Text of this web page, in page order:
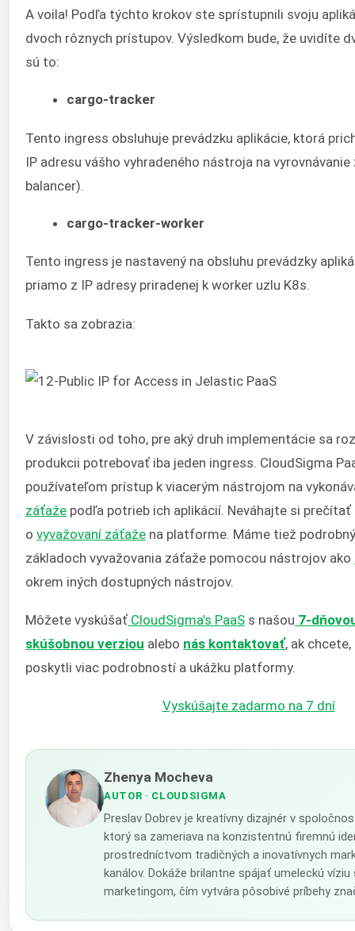
A voila! Podľa týchto krokov ste sprístupnili svoju
dvoch rôznych prístupov. Výsledkom bude, že uvidíte
sú to:
cargo-tracker
Tento ingress obsluhuje prevádzku aplikácie, ktorá
IP adresu vášho vyhradeného nástroja na
balancer).
cargo-tracker-worker
Tento ingress je nastavený na obsluhu prevádzky
priamo z IP adresy priradenej k worker uzlu K8s.
Takto sa zobrazia:
V závislosti od toho, pre aký druh implementácie sa
produkcii potrebovať iba jeden ingress. CloudSigma
používateľom prístup k viacerým nástrojom na
záťaže podľa potrieb ich aplikácií. Neváhajte si
o vyvažovaní záťaže na platforme. Máme tiež
základoch vyvažovania záťaže pomocou nástrojov ako
okrem iných dostupných nástrojov.
Môžete vyskúšať CloudSigma’s PaaS s našou 7-
skúšobnou verziou alebo nás kontaktovať, ak
poskytli viac podrobností a ukážku platformy.
Vyskúšajte zadarmo na 7 dní
Zhenya Mocheva
AUTOR · CLOUDSIGMA
Preslav Dobrev je kreatívny dizajnér v
ktorý sa zameriava na konzistentnú firemnú
prostredníctvom tradičných a inovatívnych
kanálov. Dokáže brilantne spájať umeleckú
marketingom, čím vytvára pôsobivé príbehy